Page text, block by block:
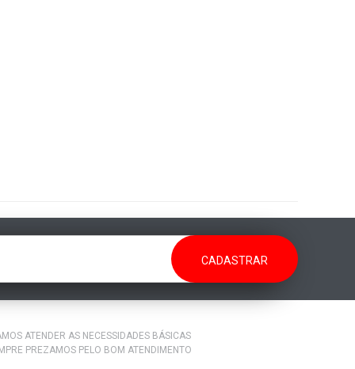
ATENDER AS NECESSIDADES BÁSICAS
PREZAMOS PELO BOM ATENDIMENTO